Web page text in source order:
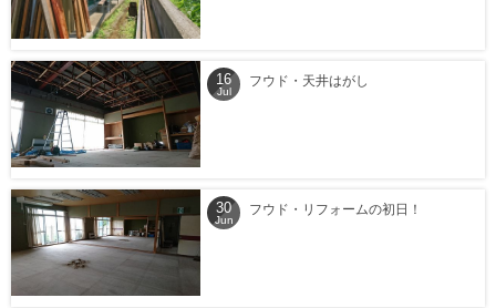
16
Jul
フウド・天井はがし
30
Jun
フウド・リフォームの初日！